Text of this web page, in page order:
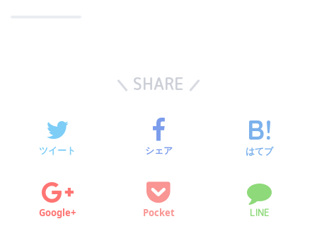
SHARE
ツイート シェア はてブ
Google+ Pocket LINE